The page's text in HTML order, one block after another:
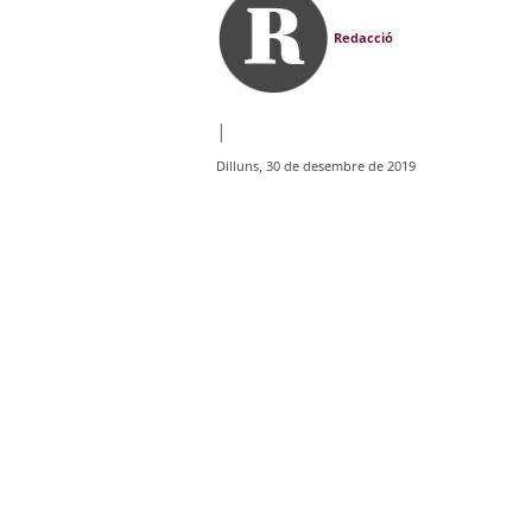
Redacció
|
Dilluns, 30 de desembre de 2019